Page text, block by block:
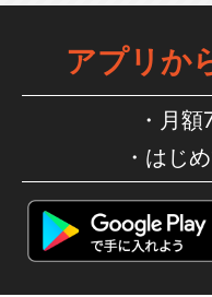
アプリか
月額
はじ